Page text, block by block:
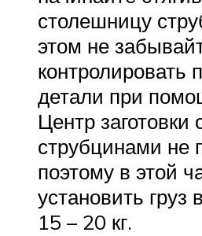
столешницу
этом не
контролировать
детали при
Центр заготовки
струбцинами не
поэтому в этой
установить
15 – 20 кг.